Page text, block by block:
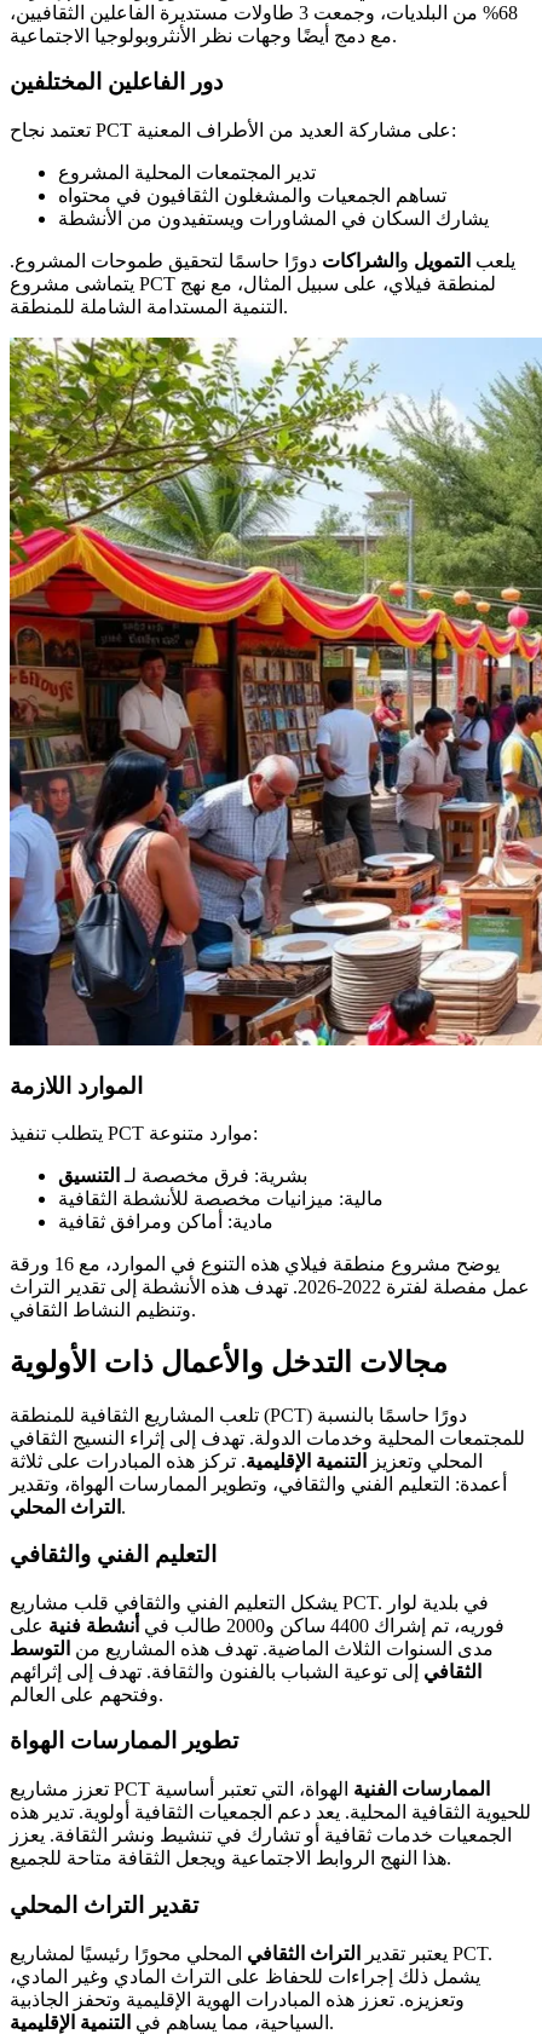
68% من البلديات، وجمعت 3 طاولات مستديرة الفاعلين الثقافيين،
مع دمج أيضًا وجهات نظر الأنثروبولوجيا الاجتماعية.
دور الفاعلين المختلفين
تعتمد نجاح PCT على مشاركة العديد من الأطراف المعنية:
تدير المجتمعات المحلية المشروع
تساهم الجمعيات والمشغلون الثقافيون في محتواه
يشارك السكان في المشاورات ويستفيدون من الأنشطة
يلعب التمويل و الشراكات دورًا حاسمًا لتحقيق طموحات المشروع.
يتماشى مشروع PCT لمنطقة فيلاي، على سبيل المثال، مع نهج
التنمية المستدامة الشاملة للمنطقة.
الموارد اللازمة
يتطلب تنفيذ PCT موارد متنوعة:
بشرية: فرق مخصصة لـ التنسيق
مالية: ميزانيات مخصصة للأنشطة الثقافية
مادية: أماكن ومرافق ثقافية
يوضح مشروع منطقة فيلاي هذه التنوع في الموارد، مع 16 ورقة
عمل مفصلة لفترة 2022-2026. تهدف هذه الأنشطة إلى تقدير التراث
وتنظيم النشاط الثقافي.
مجالات التدخل والأعمال ذات الأولوية
تلعب المشاريع الثقافية للمنطقة (PCT) دورًا حاسمًا بالنسبة
للمجتمعات المحلية وخدمات الدولة. تهدف إلى إثراء النسيج الثقافي
المحلي وتعزيز
التنمية الإقليمية. تركز هذه المبادرات على ثلاثة
أعمدة: التعليم الفني والثقافي، وتطوير الممارسات الهواة، وتقدير
التراث المحلي .
التعليم الفني والثقافي
يشكل التعليم الفني والثقافي قلب مشاريع PCT. في بلدية لوار
فوريه، تم إشراك 4400 ساكن و2000 طالب في
أنشطة فنية على
مدى السنوات الثلاث الماضية. تهدف هذه المشاريع من التوسط
الثقافي إلى توعية الشباب بالفنون والثقافة. تهدف إلى إثرائهم
وفتحهم على العالم.
تطوير الممارسات الهواة
تعزز مشاريع PCT الممارسات الفنية الهواة، التي تعتبر أساسية
للحيوية الثقافية المحلية. يعد دعم الجمعيات الثقافية أولوية. تدير هذه
الجمعيات خدمات ثقافية أو تشارك في تنشيط ونشر الثقافة. يعزز
هذا النهج الروابط الاجتماعية ويجعل الثقافة متاحة للجميع.
تقدير التراث المحلي
يعتبر تقدير التراث الثقافي المحلي محورًا رئيسيًا لمشاريع PCT.
يشمل ذلك إجراءات للحفاظ على التراث المادي وغير المادي،
وتعزيزه. تعزز هذه المبادرات الهوية الإقليمية وتحفز الجاذبية
السياحية، مما يساهم في التنمية الإقليمية .